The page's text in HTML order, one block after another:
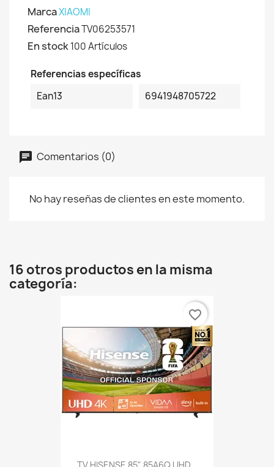
MarcaXIAOMI
ReferenciaTV06253571
En stock100 Artículos
Referencias específicas
Ean13
6941948705722
Comentarios (0)
No hay reseñas de clientes en este momento.
16 otros productos en la misma
categoría:
favorite_border